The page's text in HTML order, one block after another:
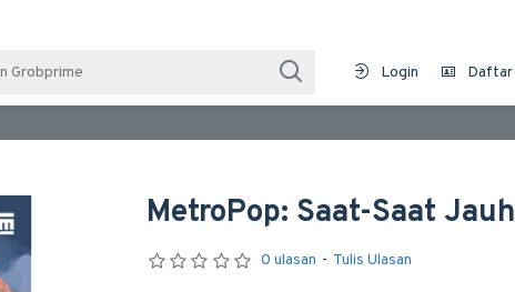
Login Daftar
MetroPop: Saat-Saat Jauh
0 ulasan - Tulis Ulasan